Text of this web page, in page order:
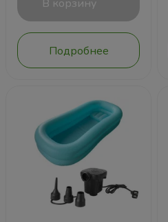
В корзину
Подробнее